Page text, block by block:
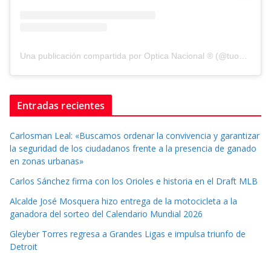
Una publicación compartida por Optica Nacional ® (@tuopticanacional)
Entradas recientes
Carlosman Leal: «Buscamos ordenar la convivencia y garantizar
la seguridad de los ciudadanos frente a la presencia de ganado
en zonas urbanas»
Carlos Sánchez firma con los Orioles e historia en el Draft MLB
Alcalde José Mosquera hizo entrega de la motocicleta a la
ganadora del sorteo del Calendario Mundial 2026
Gleyber Torres regresa a Grandes Ligas e impulsa triunfo de
Detroit